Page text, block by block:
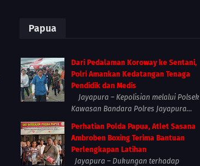
Papua
Dari Pedalaman Koroway ke Sentani,
Polri Amankan Kedatangan Tenaga
Pendidik dan Medis
Jayapura – Kepolisian melalui Polsek
Kawasan Bandara Polres Jayapura...
Perhatian Polda Papua, Atlet Sasana
Ambroben Boxing Terima Bantuan
Perlengkapan Latihan
Jayapura – Dukungan terhadap